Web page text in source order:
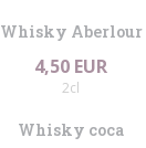
Whisky Aberlour
4,50 EUR
2cl
Whisky coca